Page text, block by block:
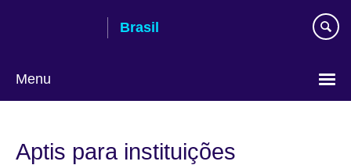
Brasil
Menu
language
Aptis para instituições